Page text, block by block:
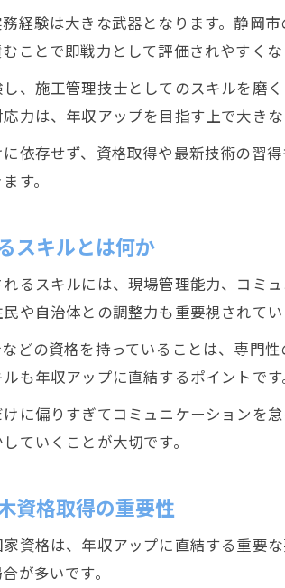
ワークラ
施工管理の現
土木施工
土木分野
土木分野でキ
土木施工
キャリア
経験は大きな武器となります。静岡
ことで即戦力として評価されやすくな
、施工管理技士としてのスキルを磨
力は、年収アップを目指す上で大きな
依存せず、資格取得や最新技術の習
す。
スキルとは何か
るスキルには、現場管理能力、コミ
や自治体との調整力も重要視されてい
どの資格を持っていることは、専門
も年収アップに直結するポイントです
に偏りすぎてコミュニケーションを
ていくことが大切です。
資格取得の重要性
資格は、年収アップに直結する重要
が多いです。